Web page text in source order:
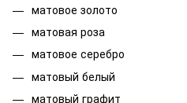
матовое золото
матовая роза
матовое серебро
матовый белый
матовый графит